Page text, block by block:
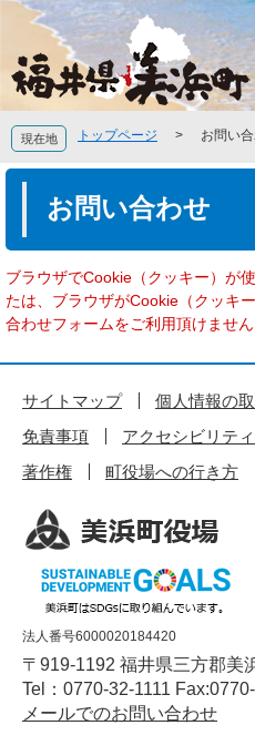
の
頭
で
す
ー
飛
ば
し
文
現在地 トップページ > お問い
お問い合わせ
ブラウザでCookie（クッキー）が
たは、ブラウザがCookie（クッキ
合わせフォームをご利用頂けません
サイトマップ
個人情報の
免責事項
アクセシビリティ
著作権
町役場への行き方
法人番号6000020184420
〒919-1192 福井県三方郡美
Tel：0770-32-1111
メールでのお問い合わせ